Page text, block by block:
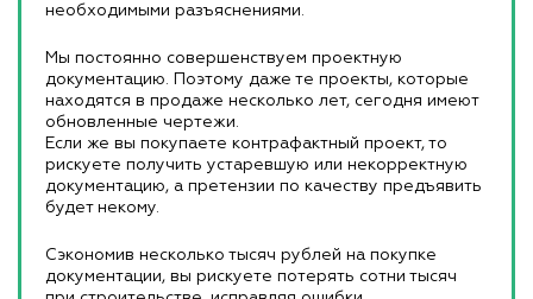
необходимыми разъяснениями.
Мы постоянно совершенствуем проектную
документацию. Поэтому даже те проекты, которые
находятся в продаже несколько лет, сегодня имеют
обновленные чертежи.
Если же вы покупаете контрафактный проект, то
рискуете получить устаревшую или некорректную
документацию, а претензии по качеству предъявить
будет некому.
Сэкономив несколько тысяч рублей на покупке
документации, вы рискуете потерять сотни тысяч